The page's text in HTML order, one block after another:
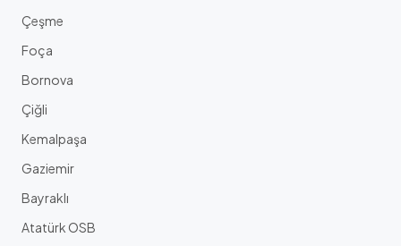
Çeşme
Foça
Bornova
Çiğli
Kemalpaşa
Gaziemir
Bayraklı
Atatürk OSB